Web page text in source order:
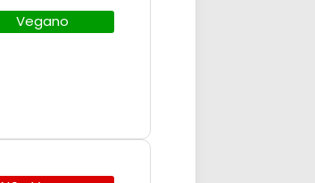
Vegano